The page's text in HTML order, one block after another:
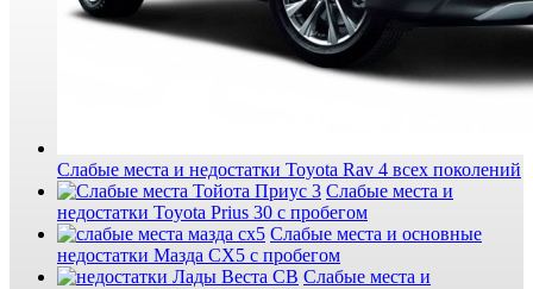
Слабые места и недостатки Toyota Rav 4 всех поколений
Слабые места и
недостатки Toyota Prius 30 с пробегом
Слабые места и основные
недостатки Мазда СХ5 с пробегом
Слабые места и